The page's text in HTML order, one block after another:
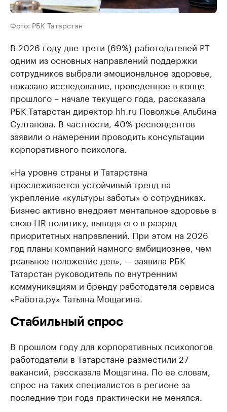
Фото: РБК Татарстан
В 2026 году две трети (69%) работодателей РТ
одним из основных направлений поддержки
сотрудников выбрали эмоциональное здоровье,
показало исследование, проведенное в конце
прошлого – начале текущего года, рассказала
РБК Татарстан директор hh.ru Поволжье Альбина
Султанова. В частности, 40% респондентов
заявили о намерении проводить консультации
корпоративного психолога.
«На уровне страны и Татарстана
прослеживается устойчивый тренд на
укрепление «культуры заботы» о сотрудниках.
Бизнес активно внедряет ментальное здоровье в
свою HR-политику, выводя его в разряд
приоритетных направлений. При этом на 2026
год планы компаний намного амбициознее, чем
реальное положение дел», — заявила РБК
Татарстан руководитель по внутренним
коммуникациям и бренду работодателя сервиса
«Работа.ру» Татьяна Мощагина.
Cтабильный спрос
В прошлом году для корпоративных психологов
работодатели в Татарстане разместили 27
вакансий, рассказала Мощагина. По ее словам,
спрос на таких специалистов в регионе за
последние три года практически не менялся.